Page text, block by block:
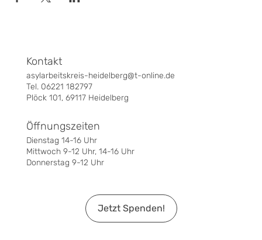
Jetzt Spenden!
asylarbeitskreis-heidelberg@t-online.de
Tel. 06221 182797
Plöck 101, 69117 Heidelberg
Kontakt
Dienstag 14-16 Uhr
Mittwoch 9-12 Uhr, 14-16 Uhr
Donnerstag 9-12 Uhr
Öffnungszeiten